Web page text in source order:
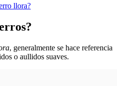
llora?
, generalmente se hace referencia
o aullidos suaves.